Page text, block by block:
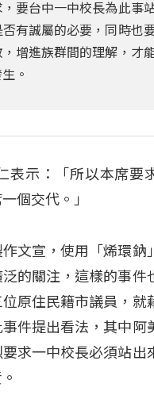
要台中一中校長為此事
有誠屬的必要，同時也
增進族群間的理解，才
。
表示：「所以本席要
個交代。」
文宣，使用「烯環鈉
的關注，這樣的事件
原住民籍市議員，就
件提出看法，其中阿
求一中校長必須站出